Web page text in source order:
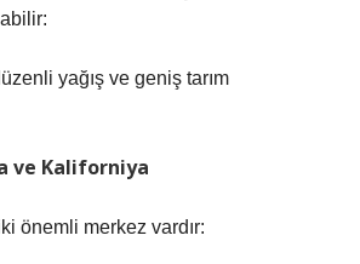
yağış ve geniş tarım
ve Kaliforniya
önemli merkez vardır: